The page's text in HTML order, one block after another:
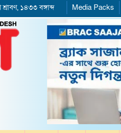
১৪৩৩ বঙ্গাব্দ Media Packs